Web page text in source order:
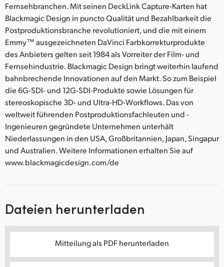
Fernsehbranchen. Mit seinen DeckLink Capture-Karten hat
Blackmagic Design in puncto Qualität und Bezahlbarkeit die
Postproduktionsbranche revolutioniert, und die mit einem
Emmy™ ausgezeichneten DaVinci Farbkorrekturprodukte
des Anbieters gelten seit 1984 als Vorreiter der Film- und
Fernsehindustrie. Blackmagic Design bringt weiterhin laufend
bahnbrechende Innovationen auf den Markt. So zum Beispiel
die 6G-SDI- und 12G-SDI-Produkte sowie Lösungen für
stereoskopische 3D- und Ultra-HD-Workflows. Das von
weltweit führenden Postproduktionsfachleuten und -
Ingenieuren gegründete Unternehmen unterhält
Niederlassungen in den USA, Großbritannien, Japan, Singapur
und Australien. Weitere Informationen erhalten Sie auf
www.blackmagicdesign.com/de
Dateien herunterladen
Mitteilung als PDF herunterladen